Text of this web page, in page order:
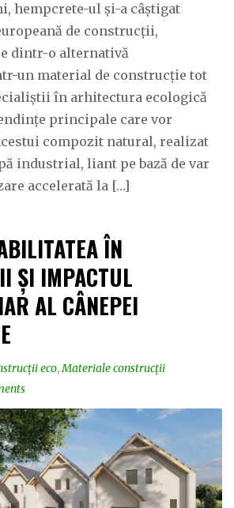
hempcrete-ul și-a câștigat
de construcții,
dintr-o alternativă
un material de construcție tot
în arhitectura ecologică
principale care vor
compozit natural, realizat
industrial, liant pe bază de var
accelerată la […]
ÎN
ȘI IMPACTUL
AL CÂNEPEI
eco,Materiale construcții